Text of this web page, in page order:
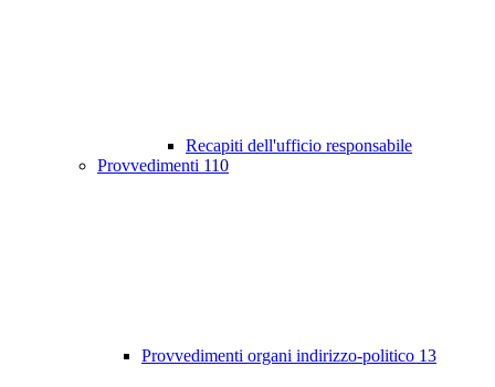
Recapiti dell'ufficio responsabile
Provvedimenti 110
Provvedimenti organi indirizzo-politico 13